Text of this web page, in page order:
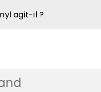
agit-il ?